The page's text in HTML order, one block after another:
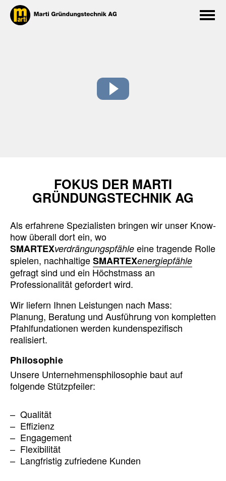
FOKUS DER MARTI
GRÜNDUNGSTECHNIK AG
Als erfahrene Spezialisten bringen wir unser Know-
how überall dort ein, wo
SMARTEXverdrängungspfähle eine tragende Rolle
spielen, nachhaltigeSMARTEXenergiepfähle
gefragt sind und ein Höchst­mass an
Professionalität gefordert wird.
Wir liefern Ihnen Leistungen nach Mass:
Planung, Beratung und Ausführung von kompletten
Pfahlfundationen werden kundenspezifisch
realisiert.
Philosophie
Unsere Unternehmensphilosophie baut auf
folgende Stützpfeiler:
Qualität
Effizienz
Engagement
Flexibilität
Langfristig zufriedene Kunden